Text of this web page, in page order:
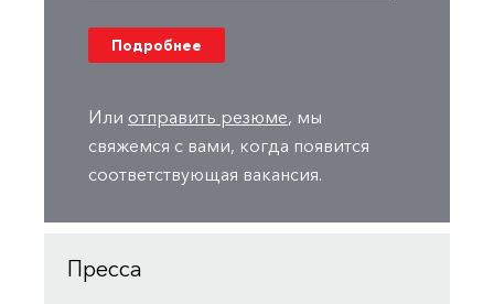
Подробнее
Или отправить резюме, мы
свяжемся с вами, когда появится
соответствующая вакансия.
Пресса